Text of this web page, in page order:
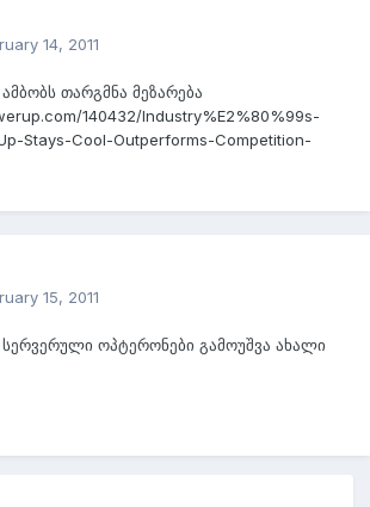
14, 2011
თარგმნა მეზარება
140432/Industry%E2%80%99s-
Stays-Cool-Outperforms-Competition-
15, 2011
ოპტერონები გამოუშვა ახალი